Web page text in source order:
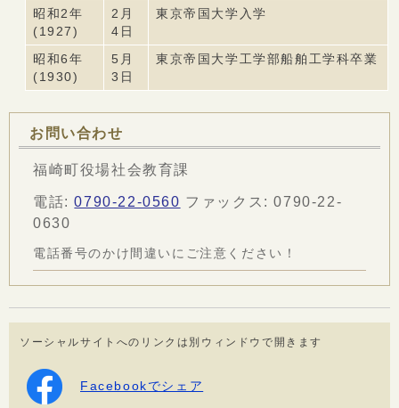
昭和2年
(1927)
2月
4日
東京帝国大学入学
昭和6年
(1930)
5月
3日
東京帝国大学工学部船舶工学科卒業
お問い合わせ
福崎町役場社会教育課
電話:0790-22-0560 ファックス: 0790-22-
0630
電話番号のかけ間違いにご注意ください！
ソーシャルサイトへのリンクは別ウィンドウで開きます
Facebookでシェア